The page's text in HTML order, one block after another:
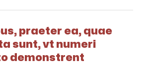
praeter ea, quae
sunt, vt numeri
demonstrent